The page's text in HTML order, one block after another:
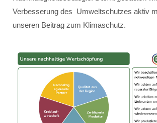
Verbesserung des Umweltschutzes aktiv
unseren Beitrag zum Klimaschutz.